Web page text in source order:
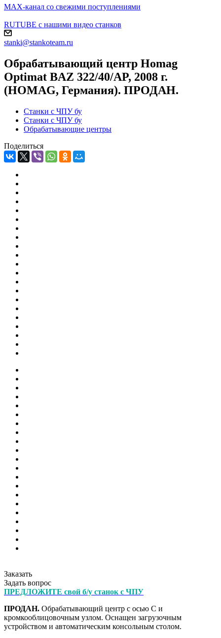
MAX-канал со свежими поступлениями
RUTUBE с нашими видео станков
stanki@stankoteam.ru
Обрабатывающий центр Homag
Optimat BAZ 322/40/AP, 2008 г.
(HOMAG, Германия). ПРОДАН.
Станки с ЧПУ бу
Станки с ЧПУ бу
Обрабатывающие центры
Поделиться
Заказать
Задать вопрос
ПРЕДЛОЖИТЕ свой б/у станок с ЧПУ
ПРОДАН. Обрабатывающий центр с осью С и
кромкооблицовочным узлом. Оснащен загрузочным
устройством и автоматическим консольным столом.